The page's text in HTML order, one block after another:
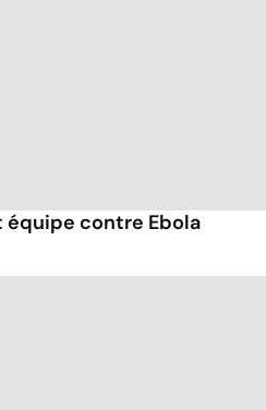
équipe contre Ebola